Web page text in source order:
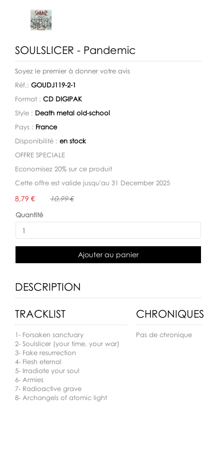
SOULSLICER - Pandemic
Soyez le premier à donner votre avis
Réf.: GOUDJ119-2-1
Format : CD DIGIPAK
Style : Death metal old-school
Pays : France
Disponibilité : en stock
OFFRE SPECIALE
Economisez 20% sur ce produit
Cette offre est valide jusqu'au 31 December 2025
Disponibilité:
8,79 € 10,99 €
Quantité
Ajouter au panier
DESCRIPTION
TRACKLIST
1- Forsaken sanctuary
2- Soulslicer (your time, your war)
3- Fake resurrection
4- Flesh eternal
5- Irradiate your soul
6- Armies
7- Radioactive grave
8- Archangels of atomic light
CHRONIQUES
Pas de chronique